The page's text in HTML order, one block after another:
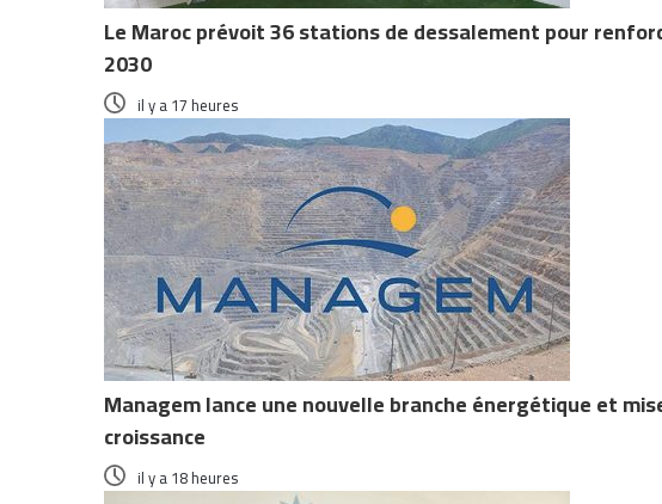
Le Maroc prévoit 36 stations de dessalement pour
2030
il y a 17 heures
Managem lance une nouvelle branche énergétique et
croissance
il y a 18 heures